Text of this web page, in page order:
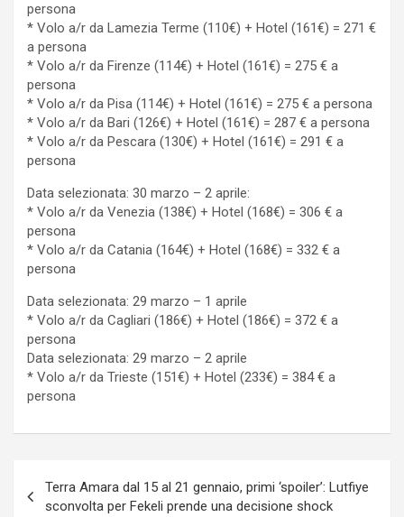
persona
* Volo a/r da Lamezia Terme (110€) + Hotel (161€) = 271 €
a persona
* Volo a/r da Firenze (114€) + Hotel (161€) = 275 € a
persona
* Volo a/r da Pisa (114€) + Hotel (161€) = 275 € a persona
* Volo a/r da Bari (126€) + Hotel (161€) = 287 € a persona
* Volo a/r da Pescara (130€) + Hotel (161€) = 291 € a
persona
Data selezionata: 30 marzo – 2 aprile:
* Volo a/r da Venezia (138€) + Hotel (168€) = 306 € a
persona
* Volo a/r da Catania (164€) + Hotel (168€) = 332 € a
persona
Data selezionata: 29 marzo – 1 aprile
* Volo a/r da Cagliari (186€) + Hotel (186€) = 372 € a
persona
Data selezionata: 29 marzo – 2 aprile
* Volo a/r da Trieste (151€) + Hotel (233€) = 384 € a
persona
articoli
Terra Amara dal 15 al 21 gennaio, primi ‘spoiler’: Lutfiye
sconvolta per Fekeli prende una decisione shock